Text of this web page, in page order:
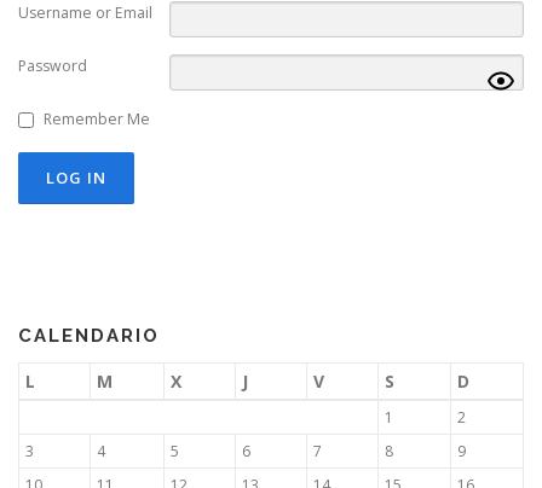
Username or Email
Password
Remember Me
CALENDARIO
L M X J V S D
1
2
3
4 5 6 7 8
9